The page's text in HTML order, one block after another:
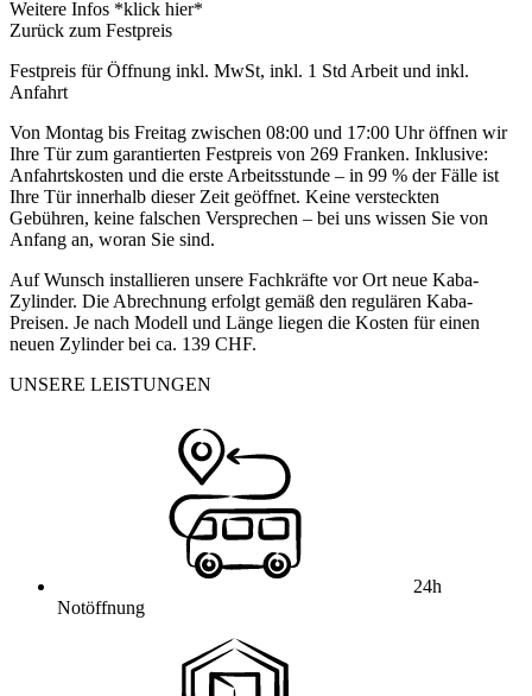
Weitere Infos *klick hier*
Zurück zum Festpreis
Festpreis für Öffnung inkl. MwSt, inkl. 1 Std Arbeit und inkl.
Anfahrt
Von Montag bis Freitag zwischen 08:00 und 17:00 Uhr öffnen wir
Ihre Tür zum garantierten Festpreis von 269 Franken. Inklusive:
Anfahrtskosten und die erste Arbeitsstunde – in 99 % der Fälle ist
Ihre Tür innerhalb dieser Zeit geöffnet. Keine versteckten
Gebühren, keine falschen Versprechen – bei uns wissen Sie von
Anfang an, woran Sie sind.
Auf Wunsch installieren unsere Fachkräfte vor Ort neue Kaba-
Zylinder. Die Abrechnung erfolgt gemäß den regulären Kaba-
Preisen. Je nach Modell und Länge liegen die Kosten für einen
neuen Zylinder bei ca. 139 CHF.
UNSERE LEISTUNGEN
24h
Notöffnung